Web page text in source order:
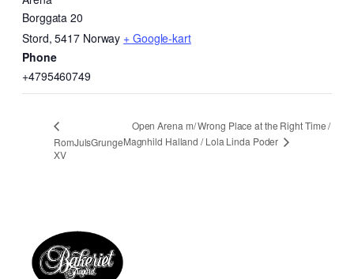
Borggata 20
Stord, 5417 Norway + Google-kart
Phone
+4795460749
RomJulsGrunge
XV
Open Arena m/ Wrong Place at the Right Time /
Magnhild Halland / Lola Linda Poder